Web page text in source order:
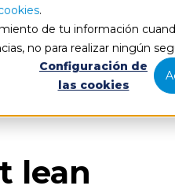
.
de tu información
no para realizar ningún
Configuración de
las cookies
lean